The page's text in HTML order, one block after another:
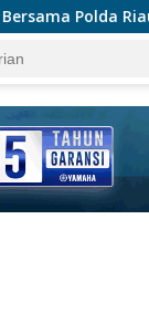
Lansia Sakit